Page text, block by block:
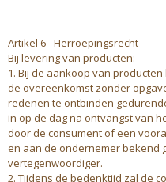
Artikel 6 - Herroepingsrecht
Bij levering van producten:
1. Bij de aankoop van
de overeenkomst zonder
redenen te ontbinden
in op de dag na ontvangst van
door de consument of een
en aan de ondernemer bekend
vertegenwoordiger.
2. Tijdens de bedenktijd zal de